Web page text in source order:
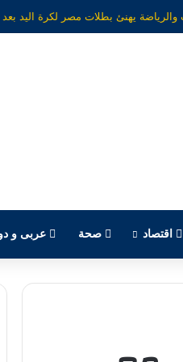
اقتصاد صحة عربى و